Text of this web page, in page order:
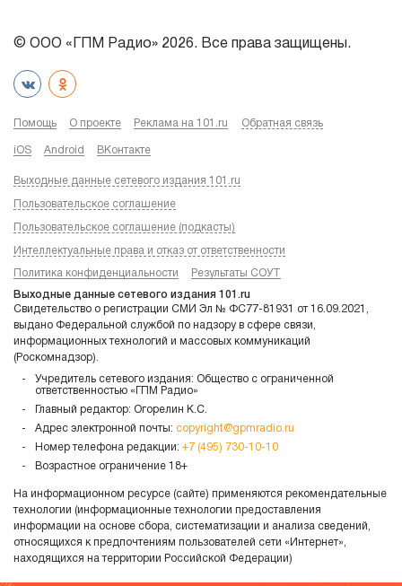
© ООО «ГПМ Радио» 2026. Все права защищены.
Помощь О проекте Реклама на 101.ru Обратная связь
iOS Android ВКонтакте
Выходные данные сетевого издания 101.ru
Пользовательское соглашение
Пользовательское соглашение (подкасты)
Интеллектуальные права и отказ от ответственности
Политика конфиденциальности Результаты СОУТ
Выходные данные сетевого издания 101.ru
Свидетельство о регистрации СМИ Эл № ФС77-81931 от 16.09.2021,
выдано Федеральной службой по надзору в сфере связи,
информационных технологий и массовых коммуникаций
(Роскомнадзор).
Учредитель сетевого издания: Общество с ограниченной
ответственностью «ГПМ Радио»
Главный редактор: Огорелин К.С.
Адрес электронной почты: copyright@gpmradio.ru
Номер телефона редакции: +7 (495) 730-10-10
Возрастное ограничение 18+
На информационном ресурсе (сайте) применяются рекомендательные
технологии (информационные технологии предоставления
информации на основе сбора, систематизации и анализа сведений,
относящихся к предпочтениям пользователей сети «Интернет»,
находящихся на территории Российской Федерации)